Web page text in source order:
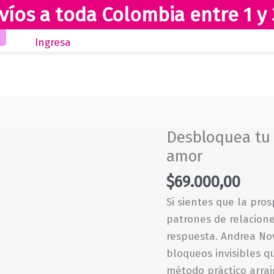
a toda Colombia entre 1 y
Inicio Novedades Revista Club Lectores
Ingresa
Desbloquea
amor
$69.000,00
Si sientes que la
patrones de
respuesta. Andrea
bloqueos invisibles
método práctico